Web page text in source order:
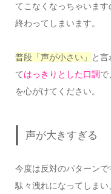
てこなくなっちゃいま
終わってしまいます。
普段「声が小さい」 と言
てはっきりとした口調で
を心がけてください。
声が大きすぎる
今度は反対のパターン
駄々洩れになってしま